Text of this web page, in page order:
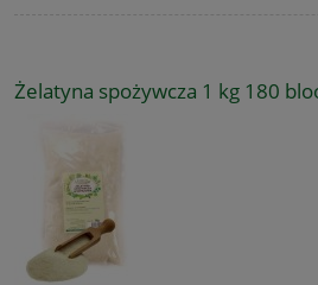
Żelatyna spożywcza 1 kg 180